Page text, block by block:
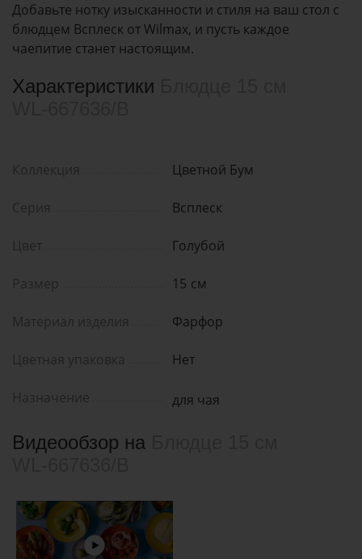
Добавьте нотку изысканности и стиля на ваш стол с
блюдцем Всплеск от Wilmax, и пусть каждое
чаепитие станет настоящим.
Характеристики
Коллекция Цветной Бум
Серия Всплеск
Цвет Голубой
Размер 15 см
Материал изделия Фарфор
Цветная упаковка Нет
Назначение для чая
Видеообзор на